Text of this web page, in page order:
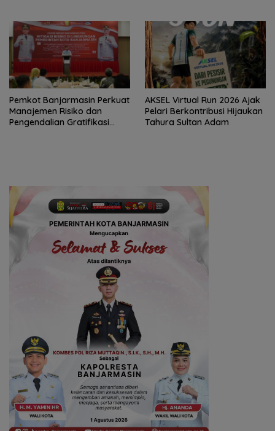
Pemkot Banjarmasin Perkuat
Manajemen Risiko dan
Pengendalian Gratifikasi
AKSEL Virtual Run 2026 Ajak
Pelari Berkontribusi Hijaukan
Tahura Sultan Adam